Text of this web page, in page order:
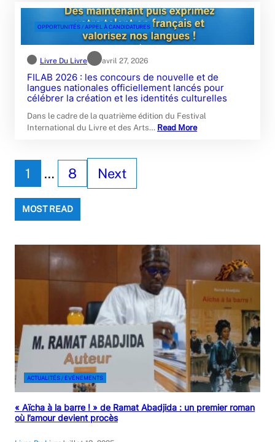
OPPORTUNITÉS / APPEL À CANDIDATURES
Livre Du Livre avril 27, 2026
FILAB 2026 : les concours de nouvelle et de
langues nationales officiellement lancés pour
célébrer la création et les identités culturelles
Dans le cadre de la quatrième édition du Festival
International du Livre et des Arts… Read More
1 … 8 Next
MOST READ
ACTUALITÉS / EVÉNEMENTS
« Aïcha à la barre ! » de Ramat Abadjida : un premier roman
où l’amour devient procès